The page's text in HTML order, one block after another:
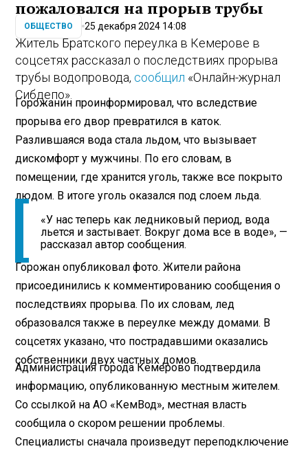
пожаловался на прорыв трубы
ОБЩЕСТВО 25 декабря 2024 14:08
Житель Братского переулка в Кемерове в
соцсетях рассказал о последствиях прорыва
трубы водопровода, сообщил «Онлайн-журнал
Сибдепо».
Горожанин проинформировал, что вследствие
прорыва его двор превратился в каток.
Разлившаяся вода стала льдом, что вызывает
дискомфорт у мужчины. По его словам, в
помещении, где хранится уголь, также все покрыто
людом. В итоге уголь оказался под слоем льда.
«У нас теперь как ледниковый период, вода
льется и застывает. Вокруг дома все в воде», —
рассказал автор сообщения.
Горожан опубликовал фото. Жители района
присоединились к комментированию сообщения о
последствиях прорыва. По их словам, лед
образовался также в переулке между домами. В
соцсетях указано, что пострадавшими оказались
собственники двух частных домов.
Администрация города Кемерово подтвердила
информацию, опубликованную местным жителем.
Со ссылкой на АО «КемВод», местная власть
сообщила о скором решении проблемы.
Специалисты сначала произведут переподключение